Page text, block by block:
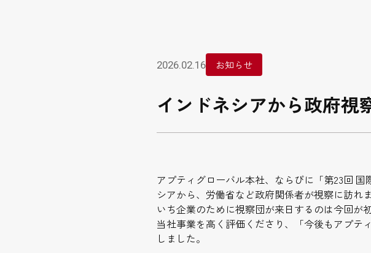
2026.02.16 お知らせ
インドネシアから政府視
アプティグローバル本社、ならびに「第23回
シアから、労働省など政府関係者が視察に訪れま
いち企業のために視察団が来日するのは今回が
当社事業を高く評価くださり、「今後もアプテ
しました。